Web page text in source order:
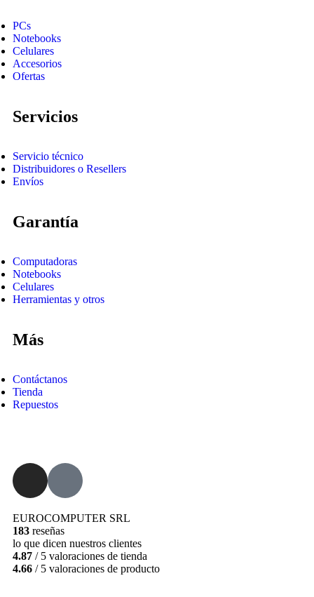
PCs
Notebooks
Celulares
Accesorios
Ofertas
Servicios
Servicio técnico
Distribuidores o Resellers
Envíos
Garantía
Computadoras
Notebooks
Celulares
Herramientas y otros
Más
Contáctanos
Tienda
Repuestos
EUROCOMPUTER SRL
183 reseñas
lo que dicen nuestros clientes
4.87 / 5 valoraciones de tienda
4.66 / 5 valoraciones de producto